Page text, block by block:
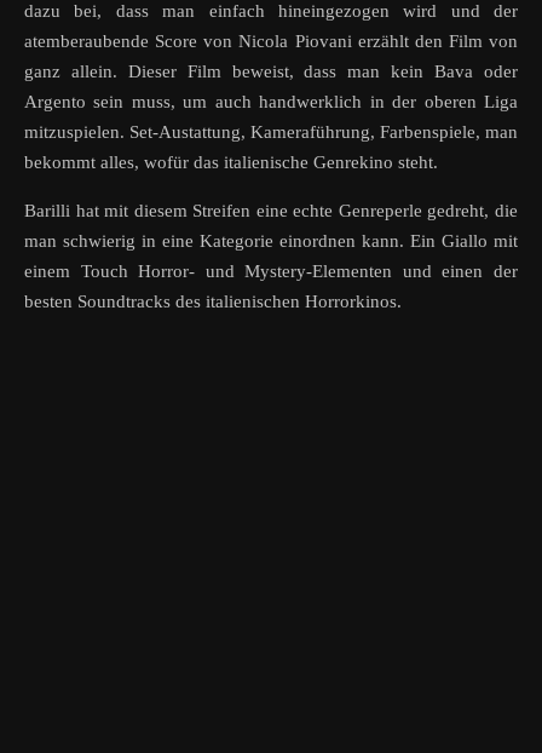
dazu bei, dass man einfach hineingezogen wird und der
atemberaubende Score von Nicola Piovani erzählt den Film von
ganz allein. Dieser Film beweist, dass man kein Bava oder
Argento sein muss, um auch handwerklich in der oberen Liga
mitzuspielen. Set-Austattung, Kameraführung, Farbenspiele, man
bekommt alles, wofür das italienische Genrekino steht.
Barilli hat mit diesem Streifen eine echte Genreperle gedreht, die
man schwierig in eine Kategorie einordnen kann. Ein Giallo mit
einem Touch Horror- und Mystery-Elementen und einen der
besten Soundtracks des italienischen Horrorkinos.